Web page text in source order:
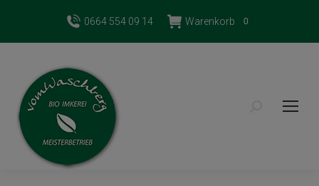
0664 554 09 14 Warenkorb 0
Search: